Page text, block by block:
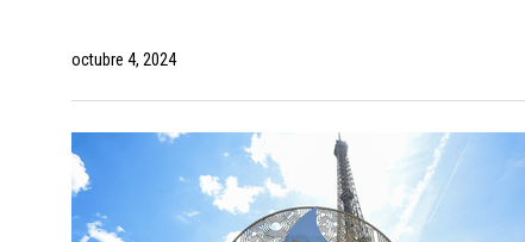
octubre 4, 2024